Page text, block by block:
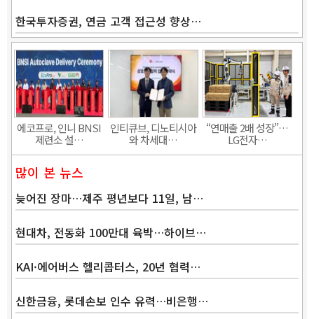
한국투자증권, 연금 고객 접근성 향상…
에코프로, 인니 BNSI
제련소 설…
인티큐브, 디노티시아
와 차세대…
“연매출 2배 성장”…
LG전자…
많이 본 뉴스
늦어진 장마…제주 평년보다 11일, 남…
현대차, 전동화 100만대 육박…하이브…
KAI·에어버스 헬리콥터스, 20년 협력…
신한금융, 롯데손보 인수 유력…비은행…